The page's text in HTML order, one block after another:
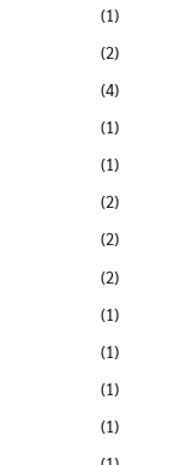
(1)
(2)
(4)
(1)
(1)
(2)
(2)
(2)
(1)
(1)
(1)
(1)